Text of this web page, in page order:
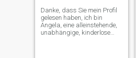
Danke, dass Sie mein Profil
gelesen haben, ich bin
Angela, eine alleinstehende,
unabhängige, kinderlose